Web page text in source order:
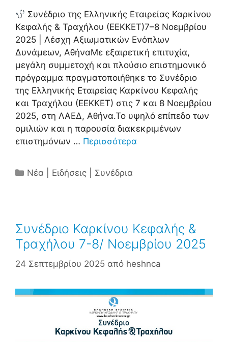
Συνέδριο της Ελληνικής Εταιρείας Καρκίνου
Κεφαλής & Τραχήλου (ΕΕΚΚΕΤ)7–8 Νοεμβρίου
2025 | Λέσχη Αξιωματικών Ενόπλων
Δυνάμεων, ΑθήναΜε εξαιρετική επιτυχία,
μεγάλη συμμετοχή και πλούσιο επιστημονικό
πρόγραμμα πραγματοποιήθηκε το Συνέδριο
της Ελληνικής Εταιρείας Καρκίνου Κεφαλής
και Τραχήλου (ΕΕΚΚΕΤ) στις 7 και 8 Νοεμβρίου
2025, στη ΛΑΕΔ, Αθήνα.Το υψηλό επίπεδο των
ομιλιών και η παρουσία διακεκριμένων
επιστημόνων … Περισσότερα
Κατηγορίες
Νέα | Ειδήσεις | Συνέδρια
Συνέδριο Καρκίνου Κεφαλής &
Τραχήλου 7-8/ Νοεμβρίου 2025
24 Σεπτεμβρίου 2025 από heshnca